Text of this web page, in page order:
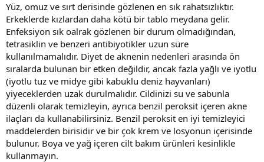
Yüz, omuz ve sırt derisinde gözlenen en sık rahatsızlıktır.
Erkeklerde kızlardan daha kötü bir tablo meydana gelir.
Enfeksiyon sık oalrak gözlenen bir durum olmadığından,
tetrasiklin ve benzeri antibiyotikler uzun süre
kullanılmamalıdır. Diyet de aknenin nedenleri arasında ön
sıralarda bulunan bir etken değildir, ancak fazla yağlı ve iyotlu
(iyotlu tuz ve midye gibi kabuklu deniz hayvanları)
yiyeceklerden uzak durulmalıdır. Cildinizi su ve sabunla
düzenli olarak temizleyin, ayrıca benzil peroksit içeren akne
ilaçları da kullanabilirsiniz. Benzil peroksit en iyi temizleyici
maddelerden birisidir ve bir çok krem ve losyonun içerisinde
bulunur. Boya ve yağ içeren cilt bakım ürünleri kesinlikle
kullanmayın.